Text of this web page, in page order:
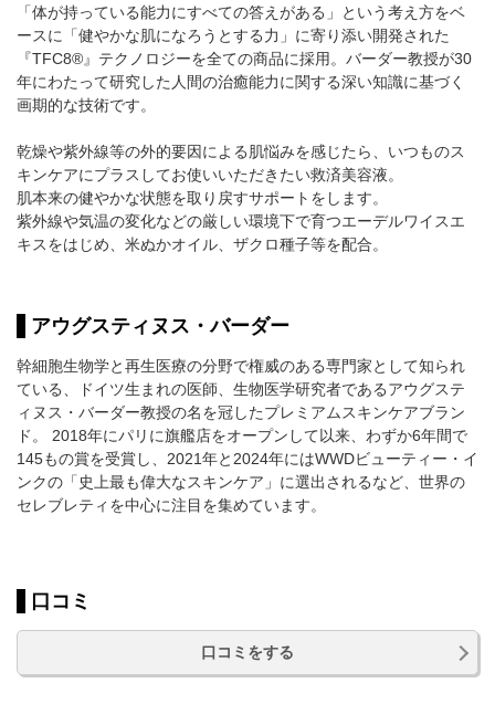
「体が持っている能力にすべての答えがある」という考え方をベ
ースに「健やかな肌になろうとする力」に寄り添い開発された
『TFC8®』テクノロジーを全ての商品に採用。バーダー教授が30
年にわたって研究した人間の治癒能力に関する深い知識に基づく
画期的な技術です。
乾燥や紫外線等の外的要因による肌悩みを感じたら、いつものス
キンケアにプラスしてお使いいただきたい救済美容液。
肌本来の健やかな状態を取り戻すサポートをします。
紫外線や気温の変化などの厳しい環境下で育つエーデルワイスエ
キスをはじめ、米ぬかオイル、ザクロ種子等を配合。
アウグスティヌス・バーダー
幹細胞生物学と再生医療の分野で権威のある専門家として知られ
ている、ドイツ生まれの医師、生物医学研究者であるアウグステ
ィヌス・バーダー教授の名を冠したプレミアムスキンケアブラン
ド。 2018年にパリに旗艦店をオープンして以来、わずか6年間で
145もの賞を受賞し、2021年と2024年にはWWDビューティー・イ
ンクの「史上最も偉大なスキンケア」に選出されるなど、世界の
セレブレティを中心に注目を集めています。
口コミ
口コミをする